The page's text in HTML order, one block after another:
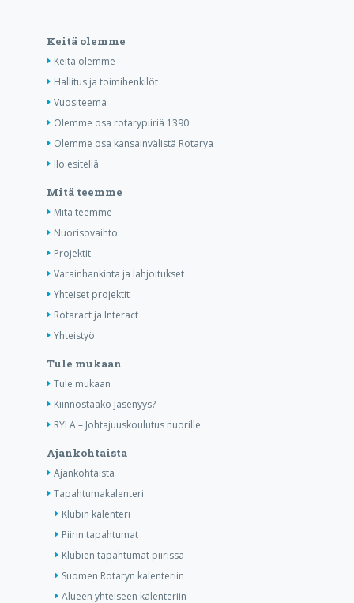
Keitä olemme
Keitä olemme
Hallitus ja toimihenkilöt
Vuositeema
Olemme osa rotarypiiriä 1390
Olemme osa kansainvälistä Rotarya
Ilo esitellä
Mitä teemme
Mitä teemme
Nuorisovaihto
Projektit
Varainhankinta ja lahjoitukset
Yhteiset projektit
Rotaract ja Interact
Yhteistyö
Tule mukaan
Tule mukaan
Kiinnostaako jäsenyys?
RYLA – Johtajuuskoulutus nuorille
Ajankohtaista
Ajankohtaista
Tapahtumakalenteri
Klubin kalenteri
Piirin tapahtumat
Klubien tapahtumat piirissä
Suomen Rotaryn kalenteriin
Alueen yhteiseen kalenteriin